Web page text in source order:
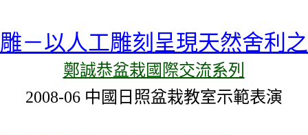
－以人工雕刻呈現天然舍利
鄭誠恭盆栽國際交流系列
2008-06 中國日照盆栽教室示範表演